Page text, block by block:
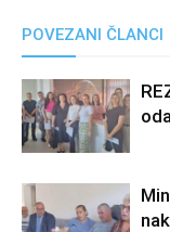
POVEZANI ČLANCI